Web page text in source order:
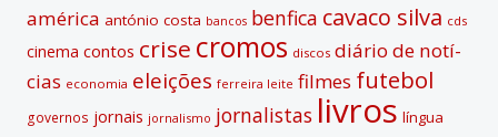
américa antónio costa bancos benfica cavaco silva cds
cinema contos crise cromos discos diário de notí­
cias economia eleições ferreira leite filmes futebol
governos jornais jornalismo jornalistas livros lí­ngua